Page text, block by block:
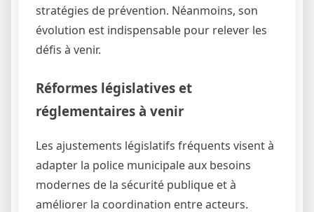
stratégies de prévention. Néanmoins, son
évolution est indispensable pour relever les
défis à venir.
Réformes législatives et
réglementaires à venir
Les ajustements législatifs fréquents visent à
adapter la police municipale aux besoins
modernes de la sécurité publique et à
améliorer la coordination entre acteurs.